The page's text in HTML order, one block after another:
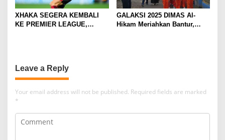
XHAKA SEGERA KEMBALI
KE PREMIER LEAGUE,
GALAKSI 2025 DIMAS Al-
Hikam Meriahkan Bantur,
Leave a Reply
Your email address will not be published. Required fields are marked
*